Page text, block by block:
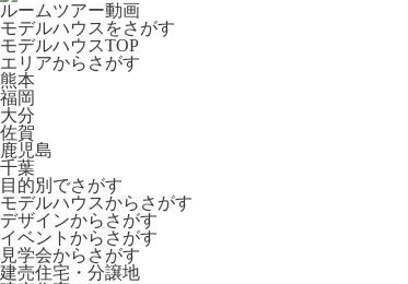
ルームツアー動画
モデルハウスをさがす
モデルハウスTOP
エリアからさがす
熊本
福岡
大分
佐賀
鹿児島
千葉
目的別でさがす
モデルハウスからさがす
デザインからさがす
イベントからさがす
見学会からさがす
建売住宅・分譲地